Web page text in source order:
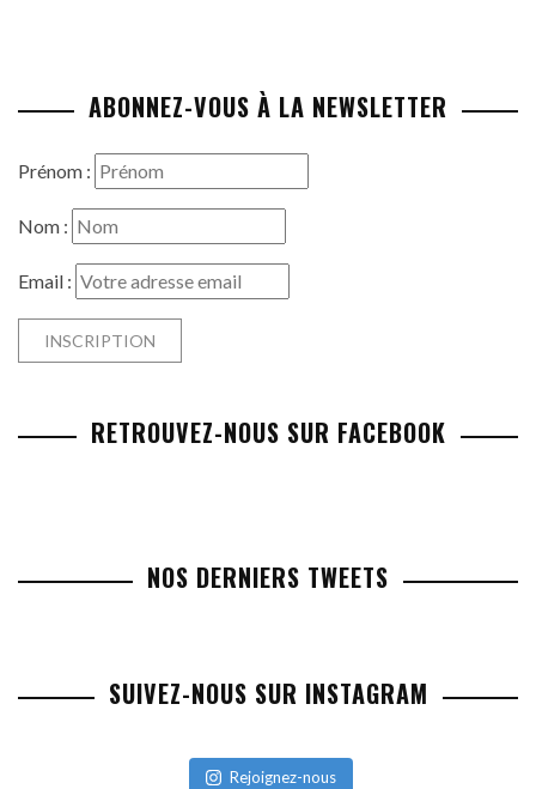
ABONNEZ-VOUS À LA NEWSLETTER
Prénom :
Nom :
Email :
RETROUVEZ-NOUS SUR FACEBOOK
NOS DERNIERS TWEETS
SUIVEZ-NOUS SUR INSTAGRAM
Rejoignez-nous